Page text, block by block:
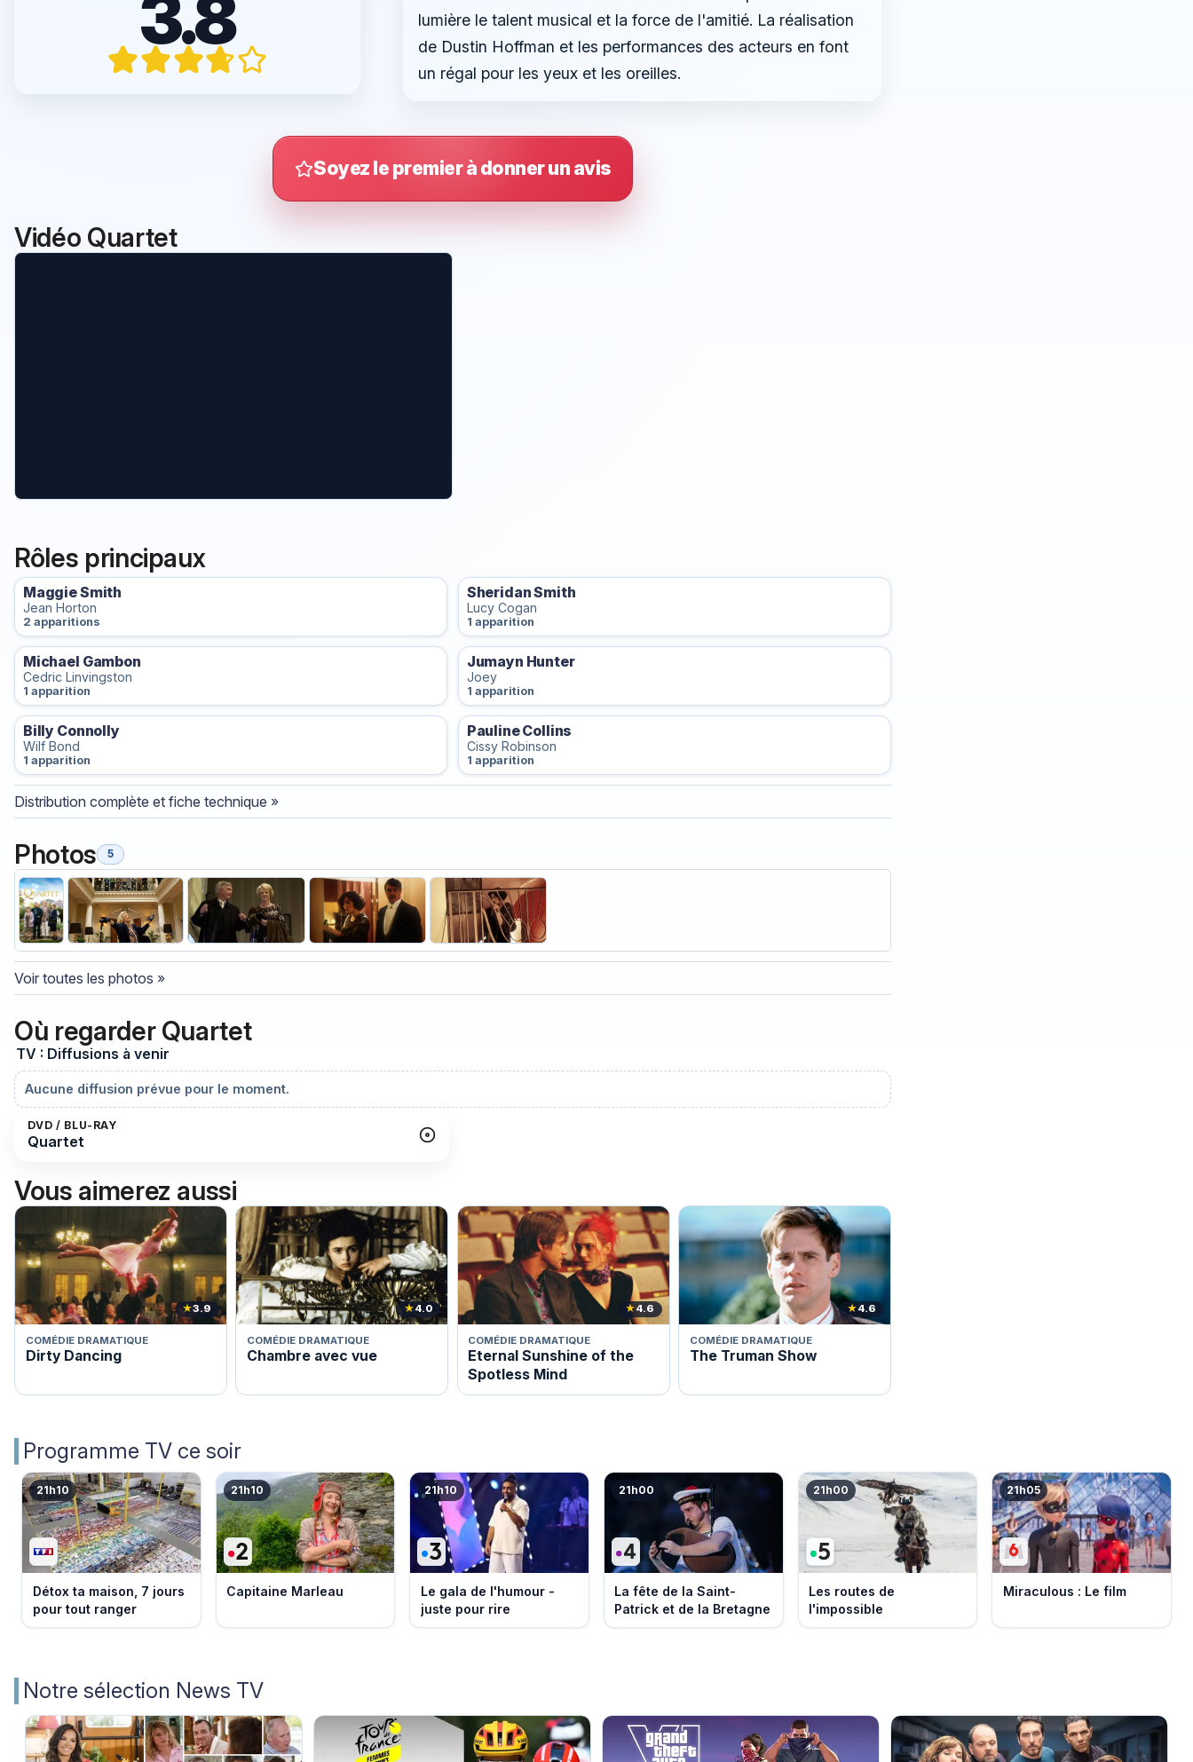
3.8
lumière le talent musical et la force de l'amitié. La réalisation
de Dustin Hoffman et les performances des acteurs en font
un régal pour les yeux et les oreilles.
Soyez le premier à donner un avis
Vidéo Quartet
Rôles principaux
Maggie Smith
Jean Horton
2 apparitions
Sheridan Smith
Lucy Cogan
1 apparition
Michael Gambon
Cedric Linvingston
1 apparition
Jumayn Hunter
Joey
1 apparition
Billy Connolly
Wilf Bond
1 apparition
Pauline Collins
Cissy Robinson
1 apparition
Distribution complète et fiche technique »
Photos 5
Voir toutes les photos »
Où regarder Quartet
TV : Diffusions à venir
Aucune diffusion prévue pour le moment.
DVD / BLU-RAY
Quartet
Vous aimerez aussi
★3.9
COMÉDIE DRAMATIQUE
Dirty Dancing
★4.0
COMÉDIE DRAMATIQUE
Chambre avec vue
★4.6
COMÉDIE DRAMATIQUE
Eternal Sunshine of the
Spotless Mind
★4.6
COMÉDIE DRAMATIQUE
The Truman Show
Programme TV ce soir
21h10
Détox ta maison, 7 jours
pour tout ranger
21h10
Capitaine Marleau
21h10
Le gala de l'humour -
juste pour rire
21h00
La fête de la Saint-
Patrick et de la Bretagne
21h00
Les routes de
l'impossible
21h05
Miraculous : Le film
Notre sélection News TV